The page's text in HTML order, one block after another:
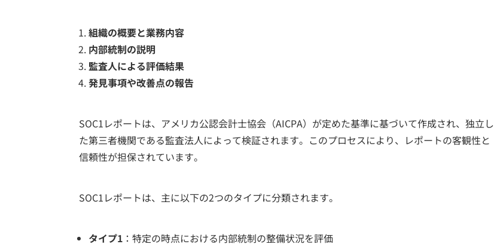
組織の概要と業務内容
内部統制の説明
監査人による評価結果
発見事項や改善点の報告
SOC1レポートは、アメリカ公認会計士協会（AICPA）が定めた基準に基づいて作成され、独立し
た第三者機関である監査法人によって検証されます。このプロセスにより、レポートの客観性と
信頼性が担保されています。
SOC1レポートは、主に以下の2つのタイプに分類されます。
タイプ1 ：特定の時点における内部統制の整備状況を評価